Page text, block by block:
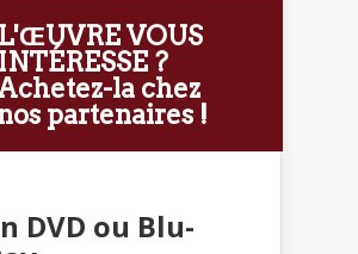
L'ŒUVRE VOUS
INTÉRESSE ?
la chez
partenaires !
DVD ou Blu-